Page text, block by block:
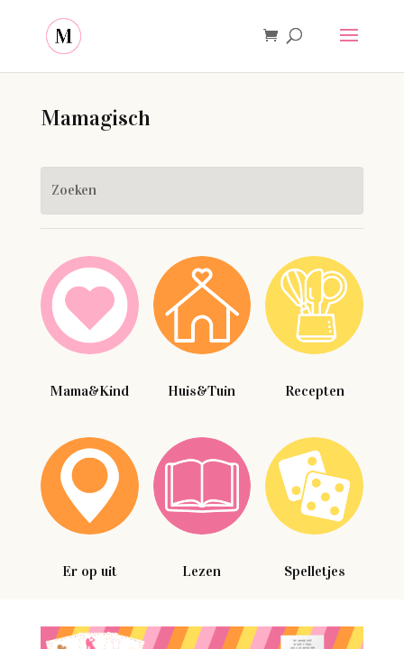
Mamagisch
Mama&Kind Huis&Tuin Recepten
Er op uit Lezen Spelletjes